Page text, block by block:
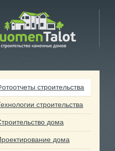
строительства
строительства
дома
дома